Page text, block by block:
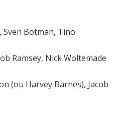
Sven Botman, Tino
Ramsey, Nick Woltemade
(ou Harvey Barnes), Jacob